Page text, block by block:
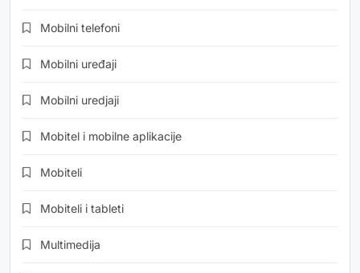
Mobilni telefoni
Mobilni uređaji
Mobilni uredjaji
Mobitel i mobilne aplikacije
Mobiteli
Mobiteli i tableti
Multimedija